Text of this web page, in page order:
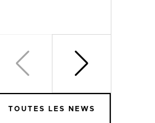
TOUTES LES NEWS